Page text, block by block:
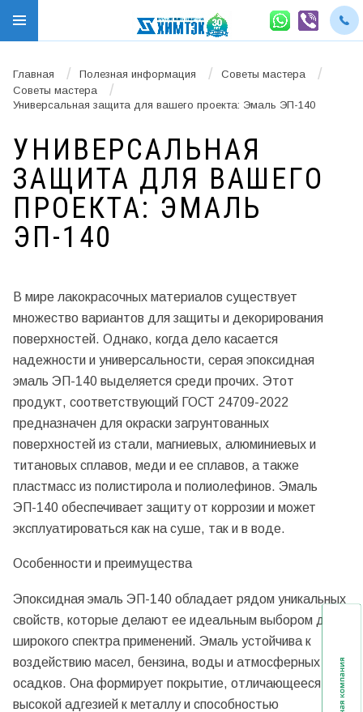
Главная / Полезная информация / Советы мастера /
Советы мастера /
Универсальная защита для вашего проекта: Эмаль ЭП-140
УНИВЕРСАЛЬНАЯ
ЗАЩИТА ДЛЯ ВАШЕГО
ПРОЕКТА: ЭМАЛЬ
ЭП-140
В мире лакокрасочных материалов существует
множество вариантов для защиты и декорирования
поверхностей. Однако, когда дело касается
надежности и универсальности, серая эпоксидная
эмаль ЭП-140 выделяется среди прочих. Этот
продукт, соответствующий ГОСТ 24709-2022
предназначен для окраски загрунтованных
поверхностей из стали, магниевых, алюминиевых и
титановых сплавов, меди и ее сплавов, а также
пластмасс из полистирола и полиолефинов. Эмаль
ЭП-140 обеспечивает защиту от коррозии и может
эксплуатироваться как на суше, так и в воде.
Особенности и преимущества
Эпоксидная эмаль ЭП-140 обладает рядом уникальных
свойств, которые делают ее идеальным выбором для
широкого спектра применений. Эмаль устойчива к
воздействию масел, бензина, воды и атмосферных
осадков. Она формирует покрытие, отличающееся
высокой адгезией к металлу и способностью